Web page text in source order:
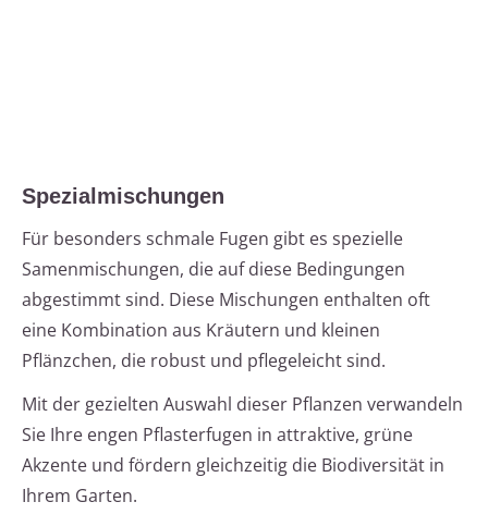
Spezialmischungen
Für besonders schmale Fugen gibt es spezielle
Samenmischungen, die auf diese Bedingungen
abgestimmt sind. Diese Mischungen enthalten oft
eine Kombination aus Kräutern und kleinen
Pflänzchen, die robust und pflegeleicht sind.
Mit der gezielten Auswahl dieser Pflanzen verwandeln
Sie Ihre engen Pflasterfugen in attraktive, grüne
Akzente und fördern gleichzeitig die Biodiversität in
Ihrem Garten.